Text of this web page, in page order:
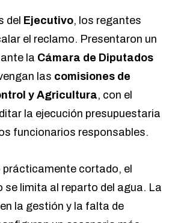
del Ejecutivo, los regantes
el reclamo. Presentaron un
la Cámara de Diputados
las comisiones de
y Agricultura, con el
la ejecución presupuestaria
funcionarios responsables.
prácticamente cortado, el
se limita al reparto del agua. La
la gestión y la falta de